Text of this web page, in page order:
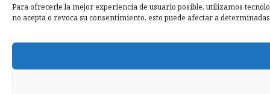
Para ofrecerle la mejor experiencia de usuario posible, utilizamos
no acepta o revoca su consentimiento, esto puede afectar a